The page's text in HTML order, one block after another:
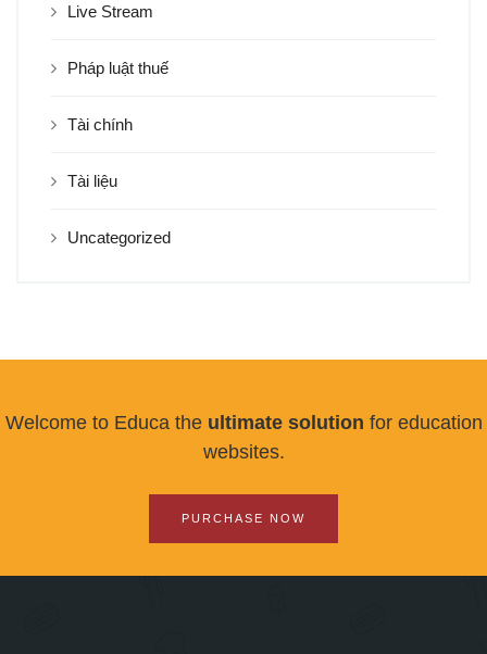
Live Stream
Pháp luật thuế
Tài chính
Tài liệu
Uncategorized
Welcome to Educa the ultimate solution for education
websites.
PURCHASE NOW